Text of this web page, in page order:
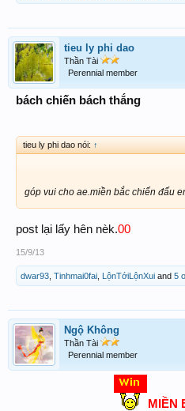
tieu ly phi dao
Thần Tài
Perennial member
bách chiến bách thắng
tieu ly phi dao nói: ↑
góp vui cho ae.miền bắc chiến đấu
post lại lấy hên nèk.00
15/9/13
dwar93 Tinhmai0fai LộnTớiLộnXui and 5
Ngộ Không
Thần Tài
Perennial member
MIỀN